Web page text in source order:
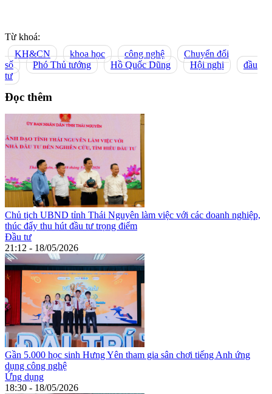
Từ khoá:
KH&CN
khoa học công nghệ
Chuyển đổi
số
Phó Thủ tướng Hồ Quốc Dũng Hội nghị
đầu
tư
Đọc thêm
Chủ tịch UBND tỉnh Thái Nguyên làm việc với các doanh nghiệp,
thúc đẩy thu hút đầu tư trọng điểm
Đầu tư
21:12 - 18/05/2026
Gần 5.000 học sinh Hưng Yên tham gia sân chơi tiếng Anh ứng
dụng công nghệ
Ứng dụng
18:30 - 18/05/2026